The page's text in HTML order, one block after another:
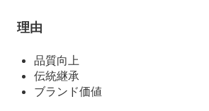
理由
品質向上
伝統継承
ブランド価値